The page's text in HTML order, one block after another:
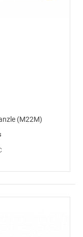
(M22M)